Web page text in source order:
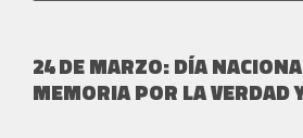
24 DE MARZO: DÍA
MEMORIA POR LA VERDAD